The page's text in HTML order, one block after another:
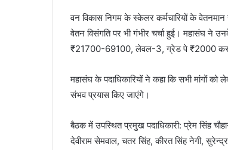
वन विकास निगम के स्केलर कर्मचारियों के
वेतन विसंगति पर भी गंभीर चर्चा हुई। महासंघ
₹21700-69100, लेवल-3, ग्रेड पे ₹2000 करने
महासंघ के पदाधिकारियों ने कहा कि सभी मांगों को
संभव प्रयास किए जाएंगे।
बैठक में उपस्थित प्रमुख पदाधिकारी: प्रेम सिंह
देवीराम सेमवाल, चतर सिंह, कीरत सिंह नेगी,